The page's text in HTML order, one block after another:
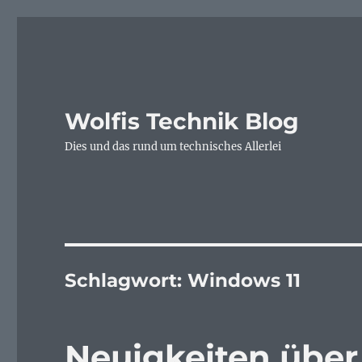
Wolfis Technik Blog
Dies und das rund um technisches Allerlei
Schlagwort:Windows 11